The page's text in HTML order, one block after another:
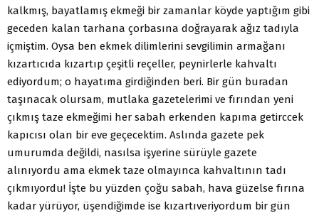
kalkmış, bayatlamış ekmeği bir zamanlar köyde yaptığım gibi
geceden kalan tarhana çorbasına doğrayarak ağız tadıyla
içmiştim. Oysa ben ekmek dilimlerini sevgilimin armağanı
kızartıcıda kızartıp çeşitli reçeller, peynirlerle kahvaltı
ediyordum; o hayatıma girdiğinden beri. Bir gün buradan
taşınacak olursam, mutlaka gazetelerimi ve fırından yeni
çıkmış taze ekmeğimi her sabah erkenden kapıma getirccek
kapıcısı olan bir eve geçecektim. Aslında gazete pek
umurumda değildi, nasılsa işyerine sürüyle gazete
alınıyordu ama ekmek taze olmayınca kahvaltının tadı
çıkmıyordu! İşte bu yüzden çoğu sabah, hava güzelse fırına
kadar yürüyor, üşendiğimde ise kızartıveriyordum bir gün